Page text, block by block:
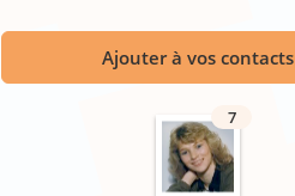
Ajouter à vos contacts
7